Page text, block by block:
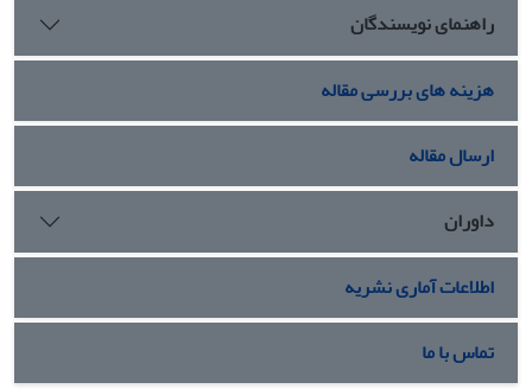
همچون یک معشوق یا مادر و گاه نفرت‏بار همچون یک وسوسه‏گر یا
ساحره برای ما وصف کرده باشند. به ‏یاری نوشتار زنانه، او جهان
پیرامون را با همة رخدادها و پدیده‏های شگفت‏آورش از دریچة
چشم خود برای خوانشگرانش ترسیم می‏کند.
راهنمای نویسندگان
هزینه های بررسی مقاله
ارسال مقاله
داوران
اطلاعات آماری نشریه
تماس با ما